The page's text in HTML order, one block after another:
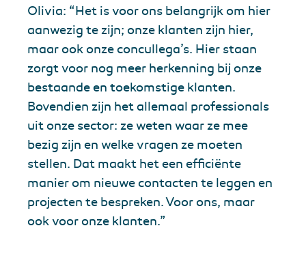
Olivia: “Het is voor ons belangrijk om hier
aanwezig te zijn; onze klanten zijn hier,
maar ook onze concullega’s. Hier staan
zorgt voor nog meer herkenning bij onze
bestaande en toekomstige klanten.
Bovendien zijn het allemaal professionals
uit onze sector: ze weten waar ze mee
bezig zijn en welke vragen ze moeten
stellen. Dat maakt het een efficiënte
manier om nieuwe contacten te leggen en
projecten te bespreken. Voor ons, maar
ook voor onze klanten.”